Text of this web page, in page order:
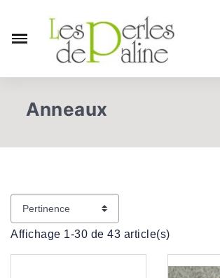
Anneaux
Affichage 1-30 de 43 article(s)